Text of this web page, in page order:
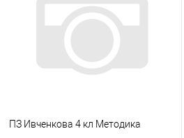
В избранное
Недоступно
ПЗ Ивченкова 4 кл Методика